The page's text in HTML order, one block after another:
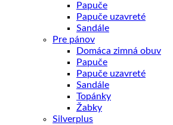
Papuče
Papuče uzavreté
Sandále
Pre pánov
Domáca zimná obuv
Papuče
Papuče uzavreté
Sandále
Topánky
Žabky
Silverplus